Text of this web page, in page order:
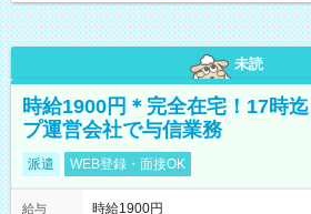
未読
時給1900円＊完全在宅！17時
プ運営会社で与信業務
派遣 WEB登録・面接OK
給与
時給1900円